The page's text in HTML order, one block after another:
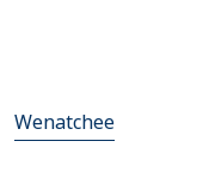
Wenatchee